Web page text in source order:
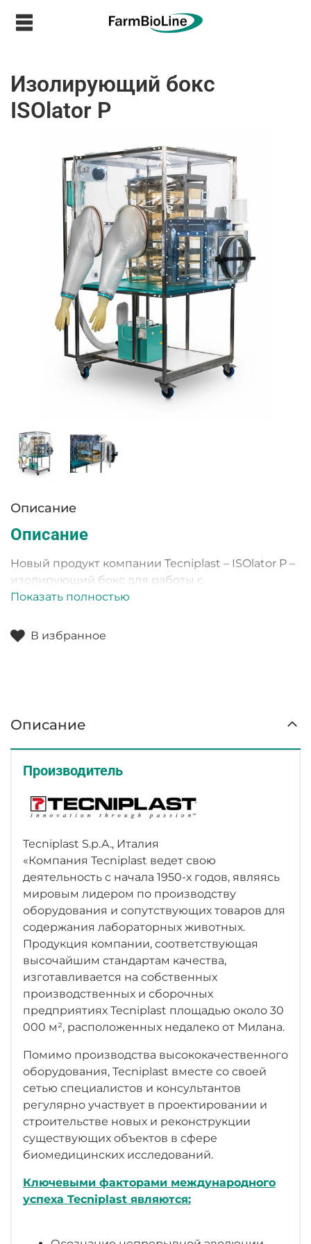
Изолирующий бокс
ISOlator P
В избранное
Описание
Описание
Новый продукт компании Tecniplast – ISOlator P –
изолирующий бокс для работы с
безмикробными и гнотобиотными животными.
и поддержания популяции с сохранением
экспериментальных условий клеток ISOcage Р.
стерильные условия среды за счет постоянства
высокого положительного давления, чистого
HEPA-фильтрованного воздуха и наличия
передаточной камеры с двумя дверьми для
проведения требуемых процедур.
БЕЗОПАСНОСТЬ
Фильтр предварительной очистки и HEPA-
фильтр обеспечивают чистоту воздуха
внутри бокса.
Высокое положительное давление внутри
изолирующего бокса и аварийная
сигнализация давления, уведомляющая о
падении давления ниже определенного
порога. «Сухой контакт» для подключения
сигнализации к общей системе
Передаточная камера, оснащенная
закругленным портом с двойным
воздушным затвором для передачи
материалов или подключения к другому
оборудованию, обеспечивает
максимальную защиту и безопасность.
ПРОЧНОСТЬ
Высококачественный гибкий навес,
Показать полностью
Описание
Производитель
Tecniplast S.p.A., Италия
«Компания Tecniplast ведет свою
деятельность с начала 1950-х годов, являясь
мировым лидером по производству
оборудования и сопутствующих товаров для
содержания лабораторных животных.
Продукция компании, соответствующая
высочайшим стандартам качества,
изготавливается на собственных
производственных и сборочных
предприятиях Tecniplast площадью около 30
000 м², расположенных недалеко от Милана.
Помимо производства высококачественного
оборудования, Tecniplast вместе со своей
сетью специалистов и консультантов
регулярно участвует в проектировании и
строительстве новых и реконструкции
существующих объектов в сфере
биомедицинских исследований.
Ключевыми факторами международного
успеха Tecniplast являются: